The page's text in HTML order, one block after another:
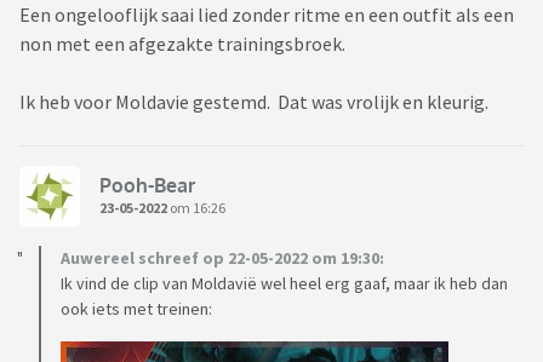
Een ongelooflijk saai lied zonder ritme en een outfit als een
non met een afgezakte trainingsbroek.
Ik heb voor Moldavie gestemd. Dat was vrolijk en kleurig.
Pooh-Bear
23-05-2022 om 16:26
Auwereel schreef op 22-05-2022 om 19:30:
Ik vind de clip van Moldavië wel heel erg gaaf, maar ik heb dan
ook iets met treinen: